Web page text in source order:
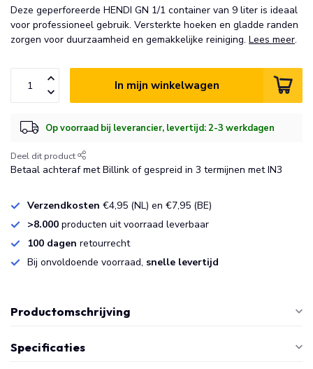
Deze geperforeerde HENDI GN 1/1 container van 9 liter is ideaal
voor professioneel gebruik. Versterkte hoeken en gladde randen
zorgen voor duurzaamheid en gemakkelijke reiniging. Lees meer.
In mijn winkelwagen
Op voorraad bij leverancier, levertijd: 2-3 werkdagen
Deel dit product
Betaal achteraf met Billink of gespreid in 3 termijnen met IN3
Verzendkosten €4,95 (NL) en €7,95 (BE)
>8.000 producten uit voorraad leverbaar
100 dagen retourrecht
Bij onvoldoende voorraad, snelle levertijd
Productomschrijving
Specificaties